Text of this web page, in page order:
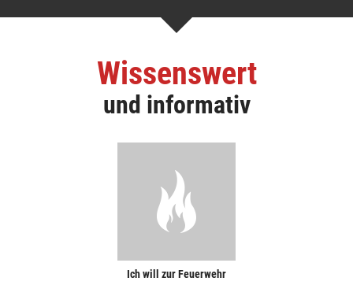
Wissenswert
und informativ
Ich will zur Feuerwehr